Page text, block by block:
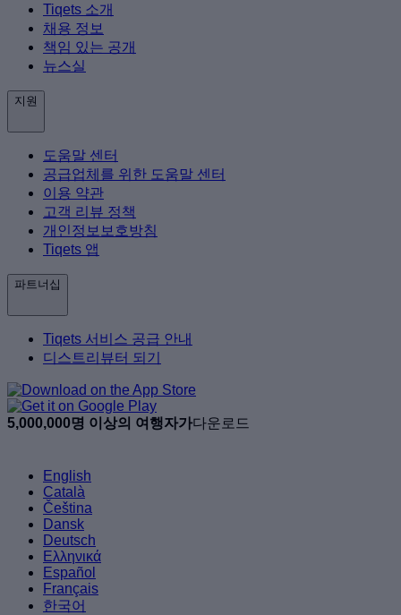
Tiqets 소개
채용 정보
책임 있는 공개
뉴스실
지원
도움말 센터
공급업체를 위한 도움말 센터
이용 약관
고객 리뷰 정책
개인정보보호방침
Tiqets 앱
파트너십
Tiqets 서비스 공급 안내
디스트리뷰터 되기
5,000,000명 이상의 여행자가다운로드
English
Català
Čeština
Dansk
Deutsch
Ελληνικά
Español
Français
한국어